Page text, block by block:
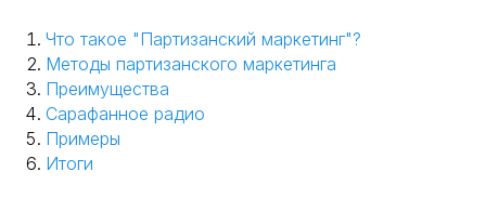
Что такое "Партизанский маркетинг"?
Методы партизанского маркетинга
Преимущества
Сарафанное радио
Примеры
Итоги